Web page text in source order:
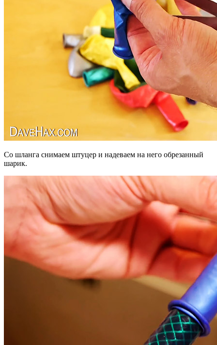
Со шланга снимаем штуцер и надеваем на него обрезанный
шарик.